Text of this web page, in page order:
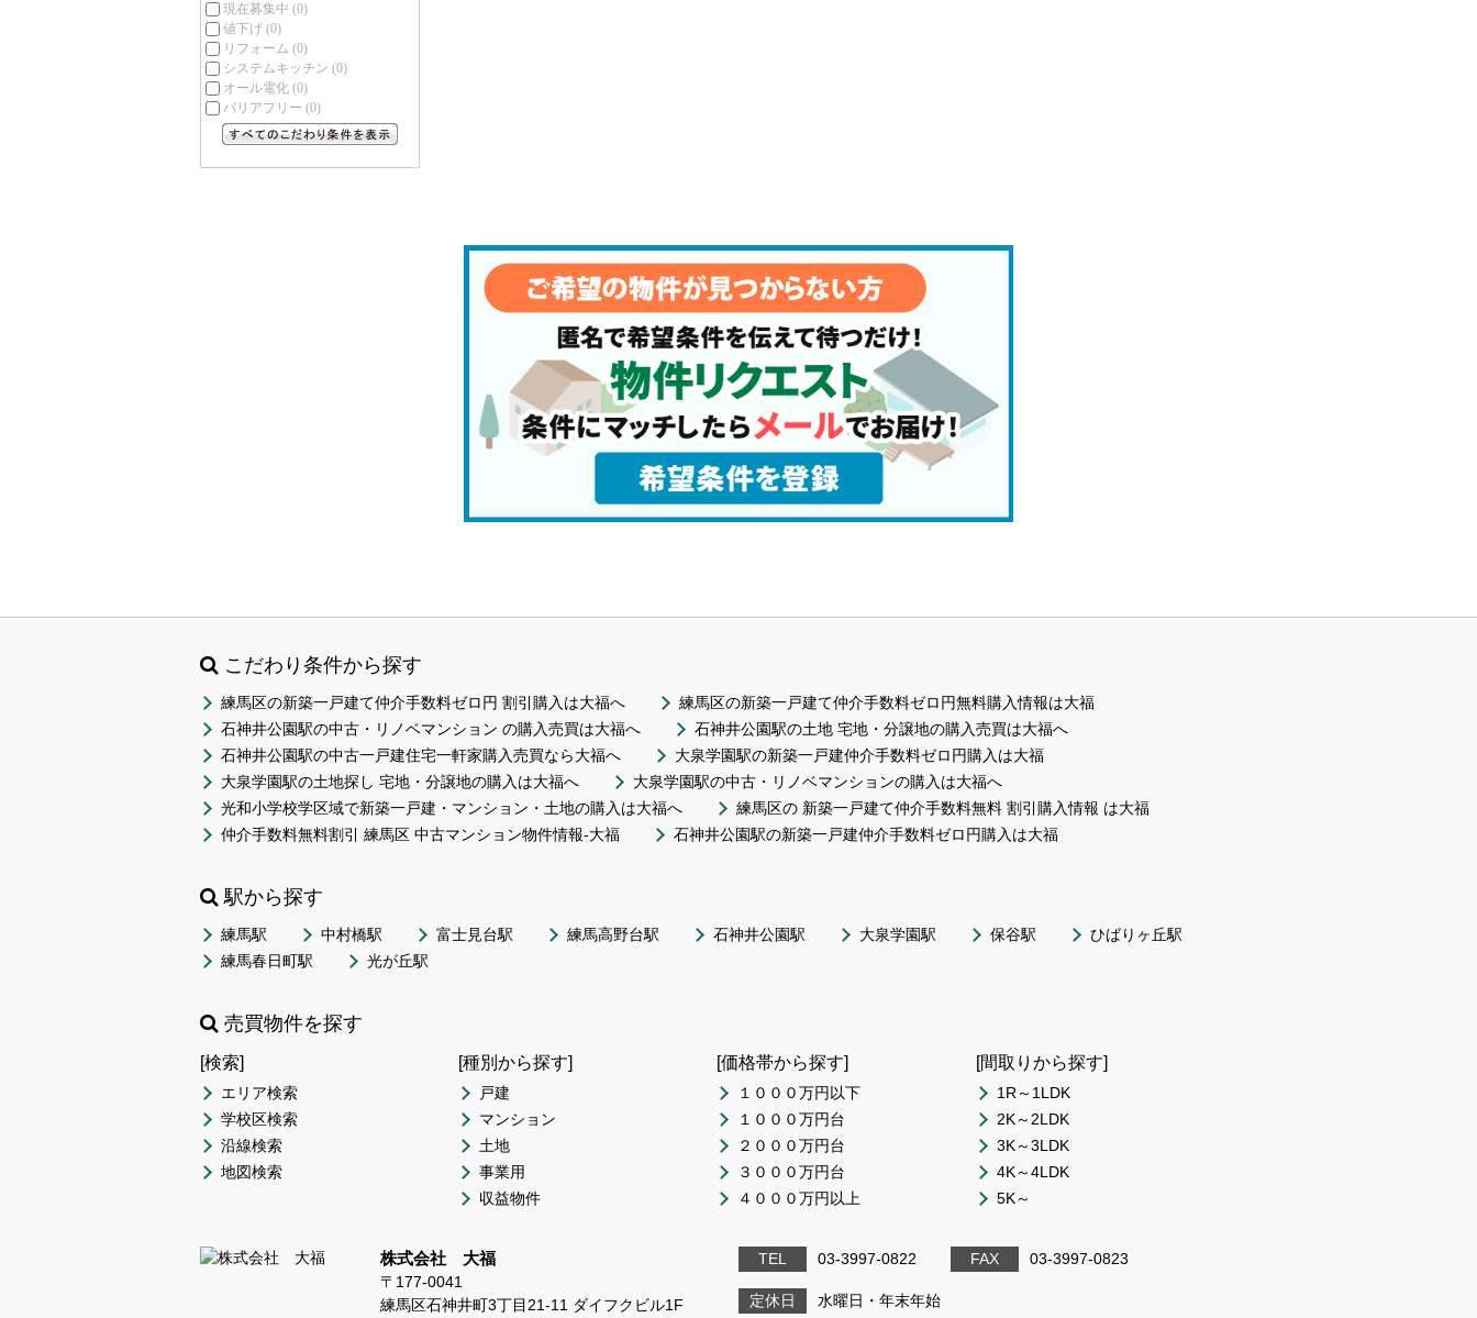
現在募集中 (0)
値下げ (0)
リフォーム (0)
システムキッチン (0)
オール電化 (0)
バリアフリー (0)
こだわり条件から探す
練馬区の新築一戸建て仲介手数料ゼロ円 割引購入は大福へ
練馬区の新築一戸建て仲介手数料ゼロ円無料購入情報は大福
石神井公園駅の中古・リノベマンション の購入売買は大福へ
石神井公園駅の土地 宅地・分譲地の購入売買は大福へ
石神井公園駅の中古一戸建住宅一軒家購入売買なら大福へ
大泉学園駅の新築一戸建仲介手数料ゼロ円購入は大福
大泉学園駅の土地探し 宅地・分譲地の購入は大福へ
大泉学園駅の中古・リノベマンションの購入は大福へ
光和小学校学区域で新築一戸建・マンション・土地の購入は大福へ
練馬区の 新築一戸建て仲介手数料無料 割引購入情報 は大福
仲介手数料無料割引 練馬区 中古マンション物件情報-大福
石神井公園駅の新築一戸建仲介手数料ゼロ円購入は大福
駅から探す
練馬駅 中村橋駅 富士見台駅 練馬高野台駅 石神井公園駅 大泉学園駅 保谷駅
ひばりヶ丘駅
練馬春日町駅
光が丘駅
売買物件を探す
[検索]
エリア検索
学校区検索
沿線検索
地図検索
[種別から探す]
戸建
マンション
土地
事業用
収益物件
[価格帯から探す]
１０００万円以下
１０００万円台
２０００万円台
３０００万円台
４０００万円以上
[間取りから探す]
1R～1LDK
2K～2LDK
3K～3LDK
4K～4LDK
5K～
株式会社 大福
〒177-0041
練馬区石神井町3丁目21-11 ダイフクビル1F
TEL 03-3997-0822 FAX 03-3997-0823
定休日 水曜日・年末年始